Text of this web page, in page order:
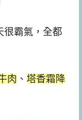
很霸氣，全都
肉 、 塔香霜降